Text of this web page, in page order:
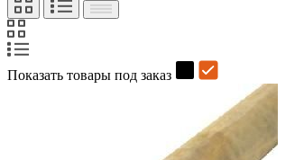
Показать товары под заказ